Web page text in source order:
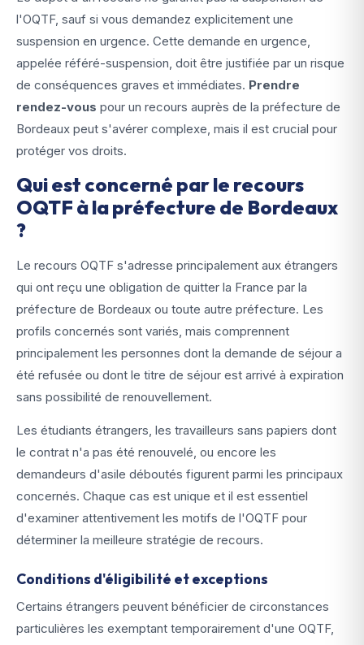
l'OQTF, sauf si vous demandez explicitement une
suspension en urgence. Cette demande en urgence,
appelée référé-suspension, doit être justifiée par un risque
de conséquences graves et immédiates. Prendre
rendez-vous pour un recours auprès de la préfecture de
Bordeaux peut s'avérer complexe, mais il est crucial pour
protéger vos droits.
Qui est concerné par le recours
OQTF à la préfecture de Bordeaux
?
Le recours OQTF s'adresse principalement aux étrangers
qui ont reçu une obligation de quitter la France par la
préfecture de Bordeaux ou toute autre préfecture. Les
profils concernés sont variés, mais comprennent
principalement les personnes dont la demande de séjour a
été refusée ou dont le titre de séjour est arrivé à expiration
sans possibilité de renouvellement.
Les étudiants étrangers, les travailleurs sans papiers dont
le contrat n'a pas été renouvelé, ou encore les
demandeurs d'asile déboutés figurent parmi les principaux
concernés. Chaque cas est unique et il est essentiel
d'examiner attentivement les motifs de l'OQTF pour
déterminer la meilleure stratégie de recours.
Conditions d'éligibilité et exceptions
Certains étrangers peuvent bénéficier de circonstances
particulières les exemptant temporairement d'une OQTF,